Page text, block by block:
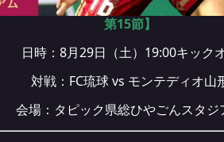
第15節】
日時：8月29日（土）19:00キック
対戦：FC琉球 vs モンテディオ山
会場： タピック県総ひやごんスタジ